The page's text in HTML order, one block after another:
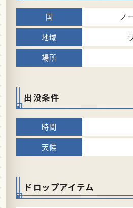
ノ
出没条件
ドロップアイテム